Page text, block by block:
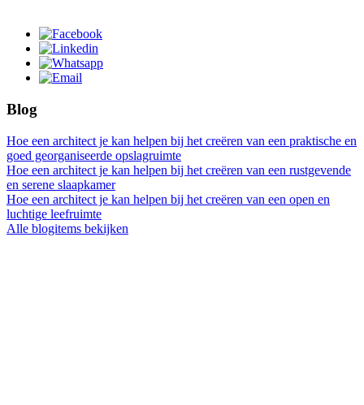
Blog
Hoe een architect je kan helpen bij het creëren van een praktische en
goed georganiseerde opslagruimte
Hoe een architect je kan helpen bij het creëren van een rustgevende
en serene slaapkamer
Hoe een architect je kan helpen bij het creëren van een open en
luchtige leefruimte
Alle blogitems bekijken